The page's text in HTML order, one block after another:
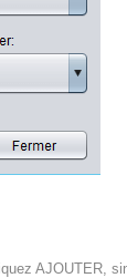
AJOUTER,